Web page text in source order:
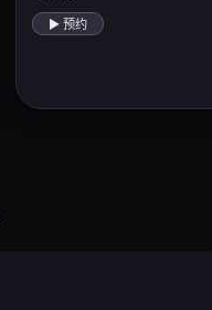
▶ 预约